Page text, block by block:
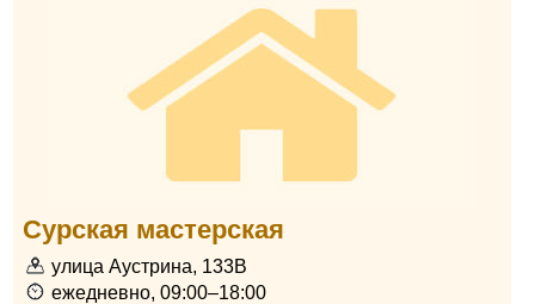
Сурская мастерская
улица Аустрина, 133В
ежедневно, 09:00–18:00